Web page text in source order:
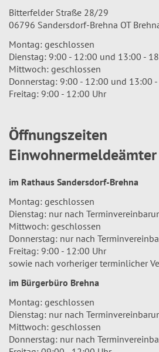
Bitterfelder Straße 28/29
06796 Sandersdorf-Brehna OT
Montag: geschlossen
Dienstag: 9:00 - 12:00 und 13:00 -
Mittwoch: geschlossen
Donnerstag: 9:00 - 12:00 und 13:00
Freitag: 9:00 - 12:00 Uhr
Öffnungszeiten
Einwohnermeldeämter
im Rathaus Sandersdorf-Brehna
Montag: geschlossen
Dienstag: nur nach
Mittwoch: geschlossen
Donnerstag: nur nach
Freitag: 9:00 - 12:00 Uhr
sowie nach vorheriger terminlicher
im Bürgerbüro Brehna
Montag: geschlossen
Dienstag: nur nach
Mittwoch: geschlossen
Donnerstag: nur nach